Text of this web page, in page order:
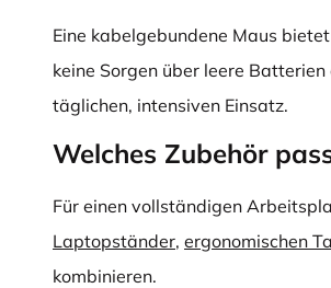
Eine kabelgebundene Maus
keine Sorgen über leere
täglichen, intensiven Einsatz.
Welches Zubehör
Für einen vollständigen
Laptopständer, ergonomischen
kombinieren.